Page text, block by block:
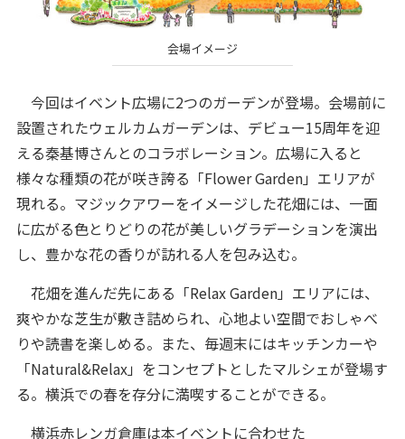
会場イメージ
今回はイベント広場に2つのガーデンが登場。会場前に
設置されたウェルカムガーデンは、デビュー15周年を迎
える秦基博さんとのコラボレーション。広場に入ると
様々な種類の花が咲き誇る「Flower Garden」エリアが
現れる。マジックアワーをイメージした花畑には、一面
に広がる色とりどりの花が美しいグラデーションを演出
し、豊かな花の香りが訪れる人を包み込む。
花畑を進んだ先にある「Relax Garden」エリアには、
爽やかな芝生が敷き詰められ、心地よい空間でおしゃべ
りや読書を楽しめる。また、毎週末にはキッチンカーや
「Natural&Relax」をコンセプトとしたマルシェが登場す
る。横浜での春を存分に満喫することができる。
横浜赤レンガ倉庫は本イベントに合わせた